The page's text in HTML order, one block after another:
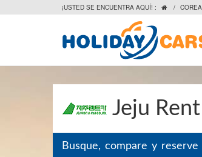
¡USTED SE ENCUENTRA AQUÍ! :  /
Jeju
Busque, compare y